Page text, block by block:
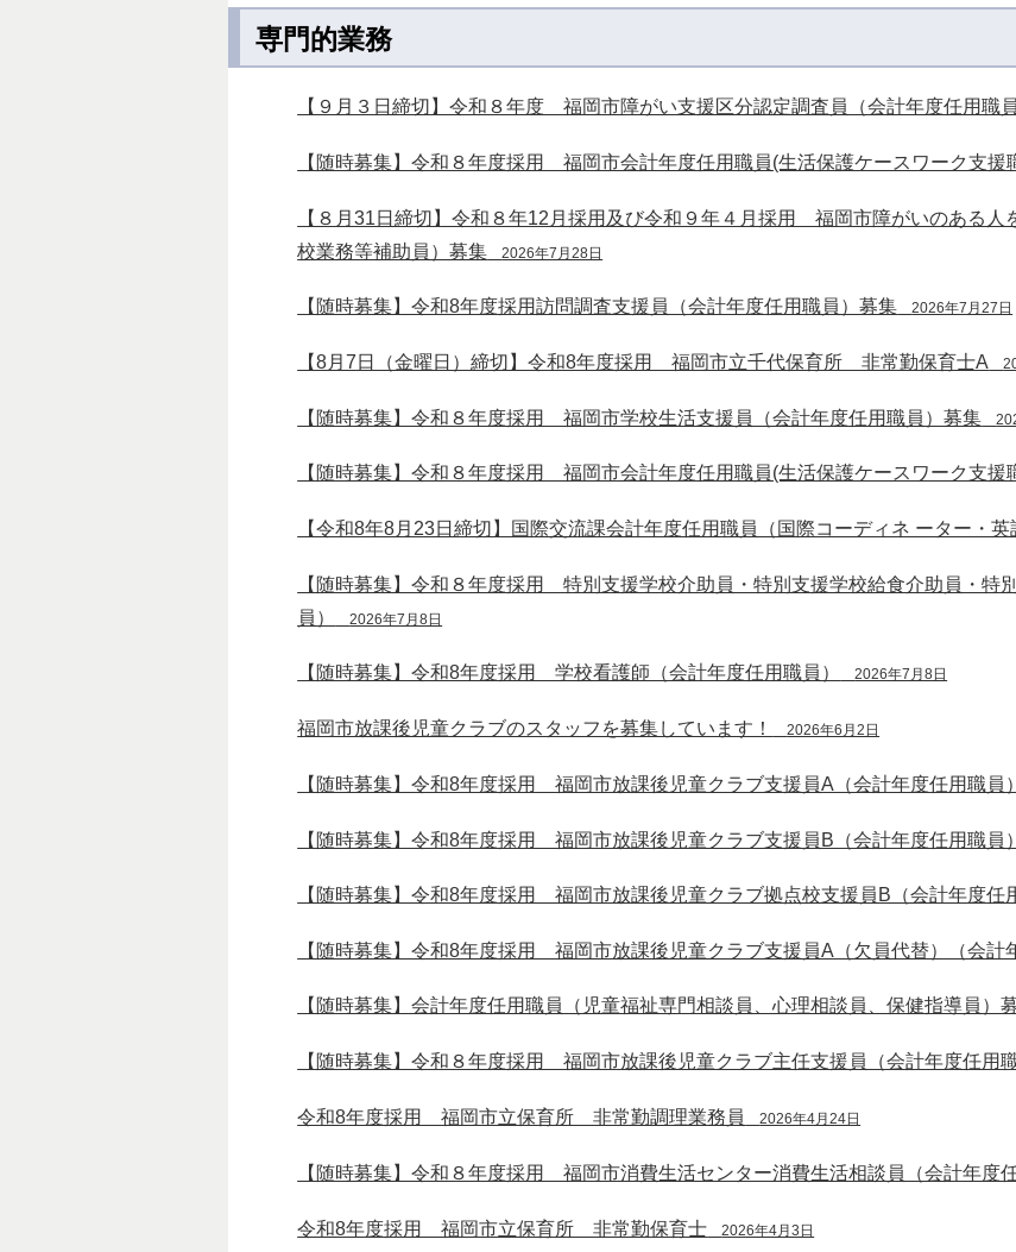
専門的業務
【９月３日締切】令和８年度 福岡市障がい支援区分認定調査員（会計年度任用職
【随時募集】令和８年度採用 福岡市会計年度任用職員(生活保護ケースワーク支援
【８月31日締切】令和８年12月採用及び令和９年４月採用 福岡市障がいのある人
校業務等補助員）募集
2026年7月28日
【随時募集】令和8年度採用訪問調査支援員（会計年度任用職員）募集 2026年7月27日
【8月7日（金曜日）締切】令和8年度採用 福岡市立千代保育所 非常勤保育士A
【随時募集】令和８年度採用 福岡市学校生活支援員（会計年度任用職員）募集
【随時募集】令和８年度採用 福岡市会計年度任用職員(生活保護ケースワーク支
【令和8年8月23日締切】国際交流課会計年度任用職員（国際コーディネ ーター・英
【随時募集】令和８年度採用 特別支援学校介助員・特別支援学校給食介助員・特
員）
2026年7月8日
【随時募集】令和8年度採用 学校看護師（会計年度任用職員） 2026年7月8日
福岡市放課後児童クラブのスタッフを募集しています！ 2026年6月2日
【随時募集】令和8年度採用 福岡市放課後児童クラブ支援員A（会計年度任用職員
【随時募集】令和8年度採用 福岡市放課後児童クラブ支援員B（会計年度任用職員
【随時募集】令和8年度採用 福岡市放課後児童クラブ拠点校支援員B（会計年度任
【随時募集】令和8年度採用 福岡市放課後児童クラブ支援員A（欠員代替）（会計
【随時募集】会計年度任用職員（児童福祉専門相談員、心理相談員、保健指導員）
【随時募集】令和８年度採用 福岡市放課後児童クラブ主任支援員（会計年度任用
令和8年度採用 福岡市立保育所 非常勤調理業務員 2026年4月24日
【随時募集】令和８年度採用 福岡市消費生活センター消費生活相談員（会計年度
令和8年度採用 福岡市立保育所 非常勤保育士 2026年4月3日